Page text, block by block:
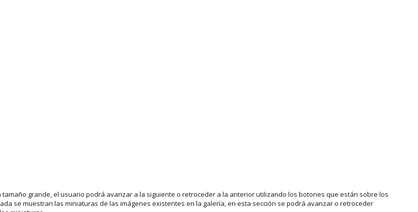
grande, el usuario podrá avanzar a la siguiente o retroceder a la anterior utilizando los botones que están sobre los
se muestran las miniaturas de las imágenes existentes en la galería, en esta sección se podrá avanzar o retroceder